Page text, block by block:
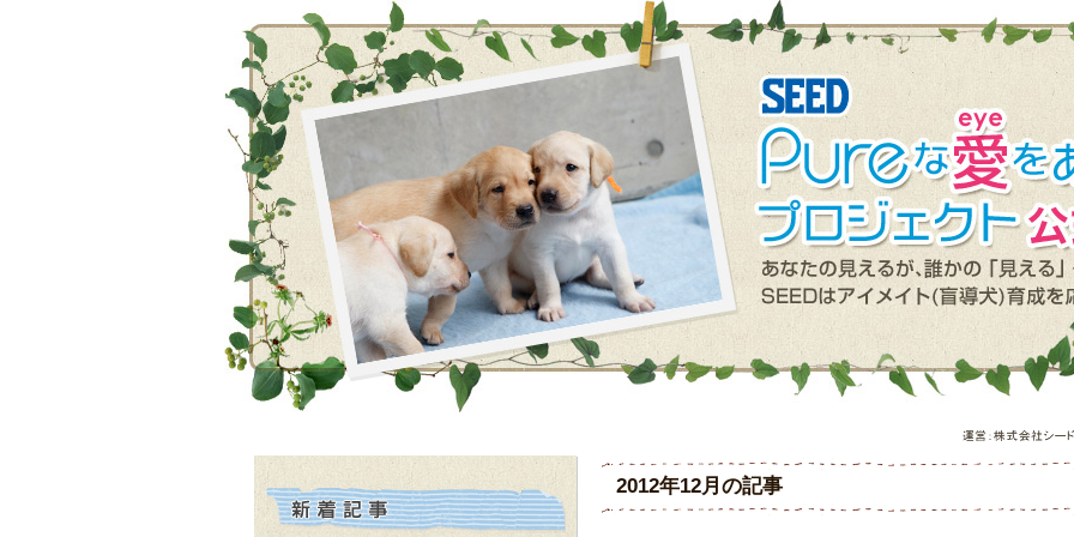
2012年12月の記事